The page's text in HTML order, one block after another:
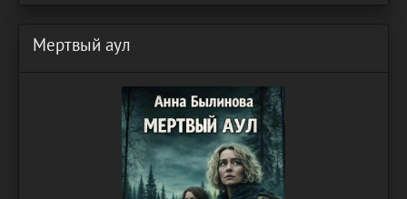
Мертвый аул